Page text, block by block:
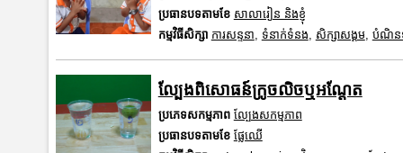
ប្រធានបទតាមខែ សាលារៀន និងខ្ញុំ
កម្មវិធីសិក្សា ការសន្ទនា ទំនាក់ទំនង សិក្សាសង្គម, បំណិន
ល្បែងពិសោធន៍ក្រូចលិចឬអណ្តែត
ប្រភេទសកម្មភាព ល្បែងសកម្មភាព
ប្រធានបទតាមខែ ផ្លែឈើ